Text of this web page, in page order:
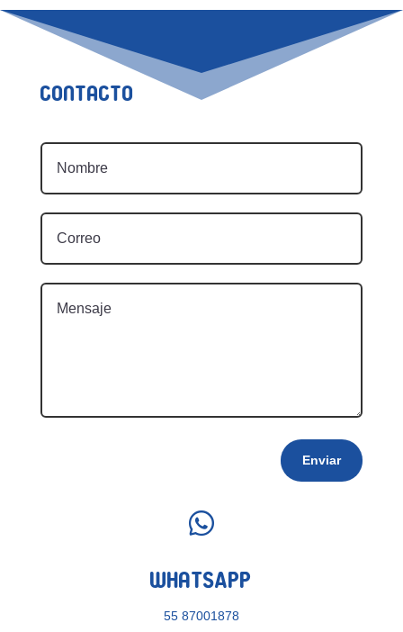
Contacto
Enviar

WhatsApp
55 87001878